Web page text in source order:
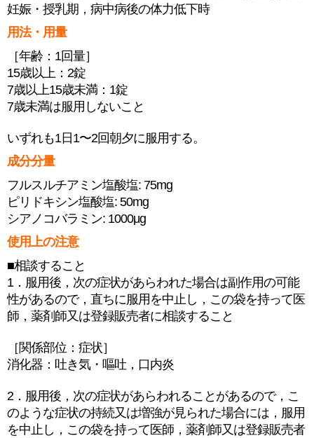
妊娠・授乳期，病中病後の体力低下時
用法・用量
［年齢：1回量］
15歳以上：2錠
7歳以上15歳未満：1錠
7歳未満は服用しないこと
いずれも1日1〜2回朝夕に服用する。
成分分量
フルスルチアミン塩酸塩: 75mg
ピリドキシン塩酸塩: 50mg
シアノコバラミン: 1000μg
使用上の注意
■相談すること
1．服用後，次の症状があらわれた場合は副作用の可能
性があるので，直ちに服用を中止し，この袋を持って医
師，薬剤師又は登録販売者に相談すること
［関係部位：症状］
消化器：吐き気・嘔吐，口内炎
2．服用後，次の症状があらわれることがあるので，こ
のような症状の持続又は増強が見られた場合には，服用
を中止し，この袋を持って医師，薬剤師又は登録販売者